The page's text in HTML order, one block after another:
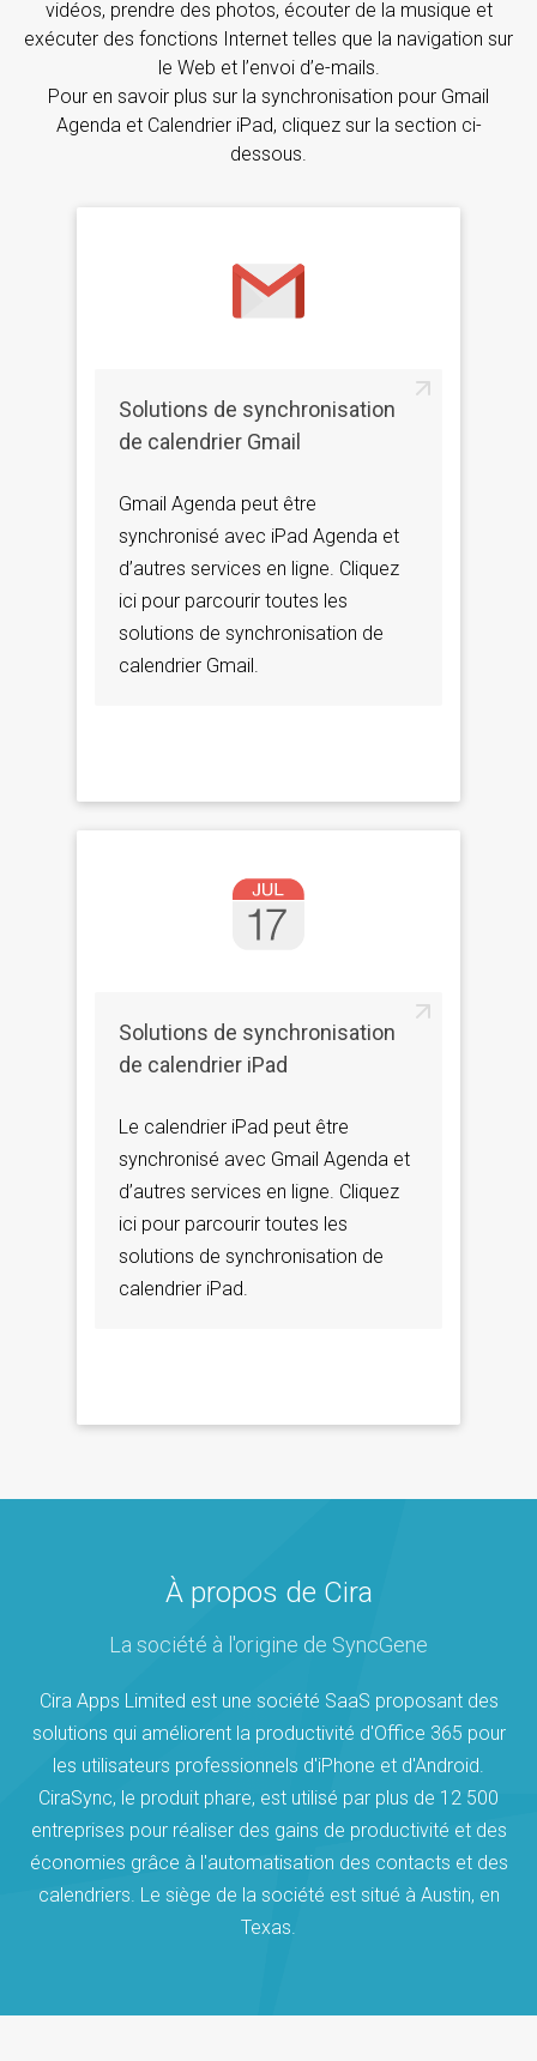
vidéos, prendre des photos, écouter de la musique et
exécuter des fonctions Internet telles que la navigation sur
le Web et l’envoi d’e-mails.
Pour en savoir plus sur la synchronisation pour Gmail
Agenda et Calendrier iPad, cliquez sur la section ci-
dessous.
Solutions de synchronisation
de calendrier Gmail
Gmail Agenda peut être
synchronisé avec iPad Agenda et
d’autres services en ligne. Cliquez
ici pour parcourir toutes les
solutions de synchronisation de
calendrier Gmail.
Solutions de synchronisation
de calendrier iPad
Le calendrier iPad peut être
synchronisé avec Gmail Agenda et
d’autres services en ligne. Cliquez
ici pour parcourir toutes les
solutions de synchronisation de
calendrier iPad.
À propos de Cira
La société à l'origine de SyncGene
Cira Apps Limited est une société SaaS proposant des
solutions qui améliorent la productivité d'Office 365 pour
les utilisateurs professionnels d'iPhone et d'Android.
CiraSync, le produit phare, est utilisé par plus de 12 500
entreprises pour réaliser des gains de productivité et des
économies grâce à l'automatisation des contacts et des
calendriers. Le siège de la société est situé à Austin, en
Texas.